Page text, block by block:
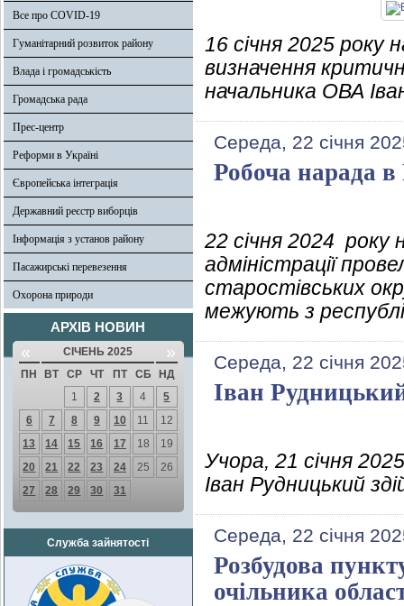
Все про COVID-19
Гуманітарний розвиток району
Влада і громадськість
Громадська рада
Прес-центр
Реформи в Україні
Європейська інтеграція
Державний реєстр виборців
Інформація з установ району
Пасажирські перевезення
Охорона природи
АРХІВ НОВИН
« СІЧЕНЬ 2025 »
ПН ВТ СР ЧТ ПТ СБ
НД
1
2 3 4
5
6
7 8 9 10 11
12
13
14 15 16 17 18
19
20
21 22 23 24 25
26
27
28 29 30 31
Служба зайнятості
16 січня 2025 року
визначення
начальника ОВА
Середа, 22 січня
Робоча нарада
22 січня 2024 року
адміністрації
старостівських
межують з
Середа, 22 січня
Іван
Учора, 21 січня
Іван Рудницький
Середа, 22 січня
Розбудова
очільника